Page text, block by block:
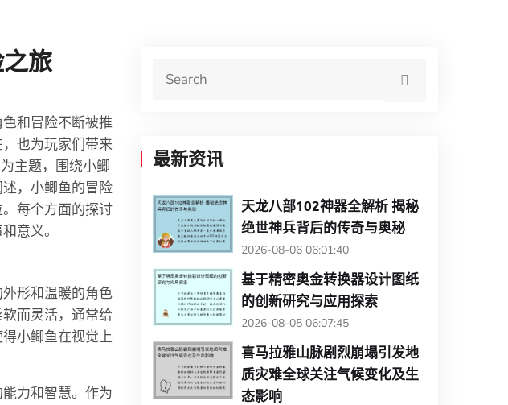
旅
和冒险不断被推
也为玩家们带来
主题，围绕小鲫
，小鲫鱼的冒险
每个方面的探讨
意义。
形和温暖的角色
而灵活，通常给
小鲫鱼在视觉上
力和智慧。作为
最新资讯
天龙八部102神器全解析 揭秘
绝世神兵背后的传奇与奥秘
2026-08-06 06:01:40
基于精密奥金转换器设计图纸
的创新研究与应用探索
2026-08-05 06:07:45
喜马拉雅山脉剧烈崩塌引发地
质灾难全球关注气候变化及生
态影响